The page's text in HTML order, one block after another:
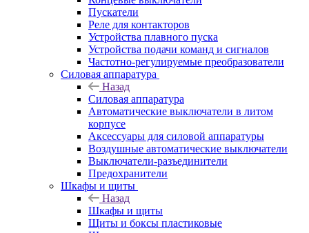
Пускатели
Реле для контакторов
Устройства плавного пуска
Устройства подачи команд и сигналов
Частотно-регулируемые преобразователи
Силовая аппаратура
Назад
Силовая аппаратура
Автоматические выключатели в литом
корпусе
Аксессуары для силовой аппаратуры
Воздушные автоматические выключатели
Выключатели-разъединители
Предохранители
Шкафы и щиты
Назад
Шкафы и щиты
Щиты и боксы пластиковые